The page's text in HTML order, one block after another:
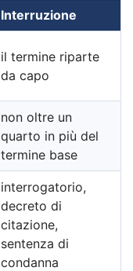
Interruzione
il termine riparte
da capo
non oltre un
quarto in più del
termine base
interrogatorio,
decreto di
citazione,
sentenza di
condanna